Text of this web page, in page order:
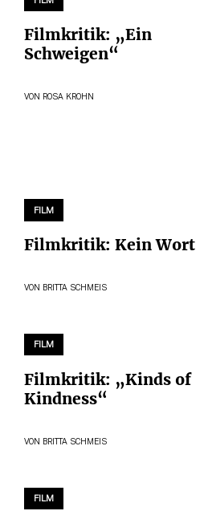
Filmkritik: „Ein
Schweigen“
VON ROSA KROHN
FILM
Filmkritik: Kein Wort
VON BRITTA SCHMEIS
FILM
Filmkritik: „Kinds of
Kindness“
VON BRITTA SCHMEIS
FILM